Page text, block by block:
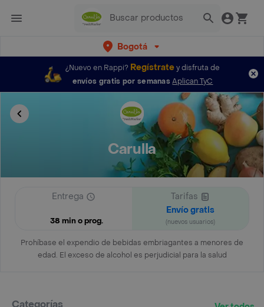
Bogotá
¿Nuevo en Rappi? Regístratey disfruta de
envíos gratis por semanas Aplican TyC
Carulla
Entrega
38 min o prog.
Tarifas
Envío gratis
(nuevos usuarios)
Prohíbase el expendio de bebidas embriagantes a menores de
edad. El exceso de alcohol es perjudicial para la salud
Categorías